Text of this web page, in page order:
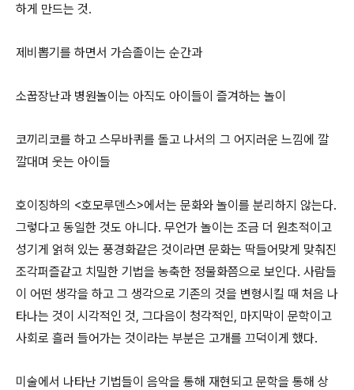
하게 만드는 것.
제비뽑기를 하면서 가슴졸이는 순간과
소꿉장난과 병원놀이는 아직도 아이들이 즐겨하는 놀이
코끼리코를 하고 스무바퀴를 돌고 나서의 그 어지러운 느낌에 깔
깔대며 웃는 아이들
호이징하의 <호모루덴스>에서는 문화와 놀이를 분리하지 않는다.
그렇다고 동일한 것도 아니다. 무언가 놀이는 조금 더 원초적이고
성기게 얽혀 있는 풍경화같은 것이라면 문화는 딱들어맞게 맞춰진
조각퍼즐같고 치밀한 기법을 농축한 정물화쯤으로 보인다. 사람들
이 어떤 생각을 하고 그 생각으로 기존의 것을 변형시킬 때 처음 나
타나는 것이 시각적인 것, 그다음이 청각적인, 마지막이 문학이고
사회로 흘러 들어가는 것이라는 부분은 고개를 끄덕이게 했다.
미술에서 나타난 기법들이 음악을 통해 재현되고 문학을 통해 상